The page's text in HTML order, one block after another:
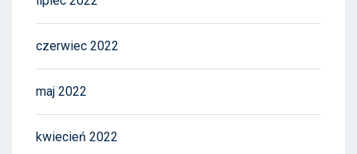
czerwiec 2022
maj 2022
kwiecień 2022